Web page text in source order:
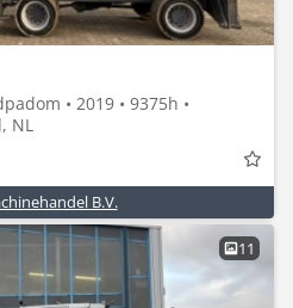
• 2019 • 9375h •
NL
B.V.
11